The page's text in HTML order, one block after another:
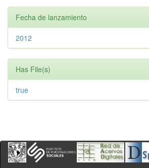
Fecha de lanzamiento
2012
Has File(s)
true